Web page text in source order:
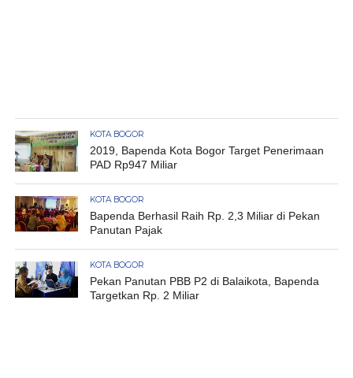
KOTA BOGOR
2019, Bapenda Kota Bogor Target Penerimaan
PAD Rp947 Miliar
KOTA BOGOR
Bapenda Berhasil Raih Rp. 2,3 Miliar di Pekan
Panutan Pajak
KOTA BOGOR
Pekan Panutan PBB P2 di Balaikota, Bapenda
Targetkan Rp. 2 Miliar